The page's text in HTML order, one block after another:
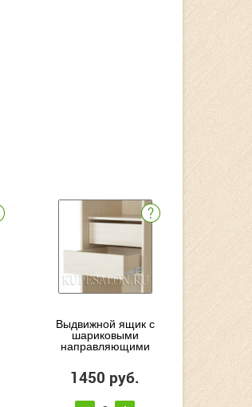
Выдвижной ящик с
шариковыми
направляющими
1450 руб.